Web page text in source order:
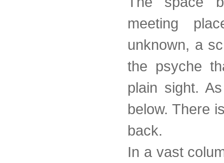
meeting
unknown, a
the psyche
plain sight.
below. There
back.
In a vast